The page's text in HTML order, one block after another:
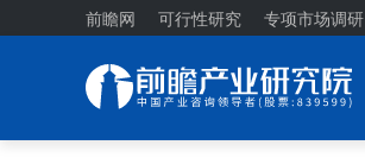
前瞻网 可行性研究 专项市场调研